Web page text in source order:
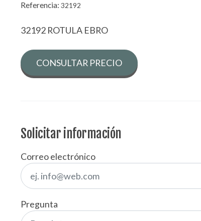
Referencia:32192
32192 ROTULA EBRO
CONSULTAR PRECIO
Solicitar información
Correo electrónico
Pregunta